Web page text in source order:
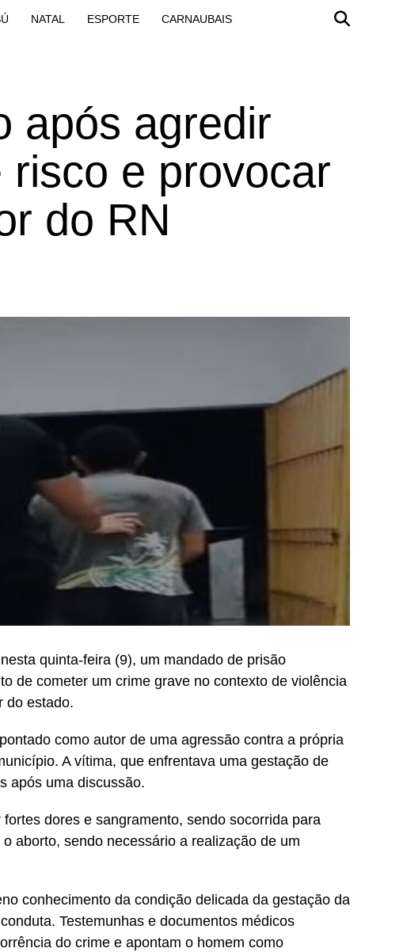
NATAL ESPORTE CARNAUBAIS
após agredir
e provocar
do RN
quinta-feira (9), um mandado de prisão
de cometer um crime grave no contexto de violência
do estado.
como autor de uma agressão contra a própria
A vítima, que enfrentava uma gestação de
após uma discussão.
dores e sangramento, sendo socorrida para
aborto, sendo necessário a realização de um
conhecimento da condição delicada da gestação da
Testemunhas e documentos médicos
do crime e apontam o homem como